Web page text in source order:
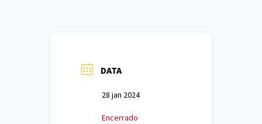
DATA
28 jan 2024
Encerrado